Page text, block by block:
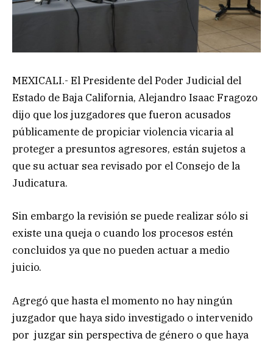
MEXICALI.- El Presidente del Poder Judicial del
Estado de Baja California, Alejandro Isaac Fragozo
dijo que los juzgadores que fueron acusados
públicamente de propiciar violencia vicaria al
proteger a presuntos agresores, están sujetos a
que su actuar sea revisado por el Consejo de la
Judicatura.
Sin embargo la revisión se puede realizar sólo si
existe una queja o cuando los procesos estén
concluidos ya que no pueden actuar a medio
juicio.
Agregó que hasta el momento no hay ningún
juzgador que haya sido investigado o intervenido
por juzgar sin perspectiva de género o que haya